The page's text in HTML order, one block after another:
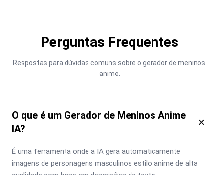
Perguntas Frequentes
Respostas para dúvidas comuns sobre o gerador de meninos
anime.
O que é um Gerador de Meninos Anime
IA?
×
É uma ferramenta onde a IA gera automaticamente
imagens de personagens masculinos estilo anime de alta